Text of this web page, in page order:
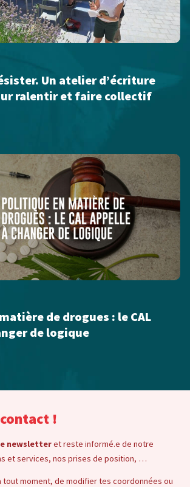
Un atelier d’écriture
ralentir et faire collectif
de drogues : le CAL
de logique
!
newsletteret reste informé.e de notre
et services, nos prises de position, …
tout moment, de modifier tes coordonnées ou